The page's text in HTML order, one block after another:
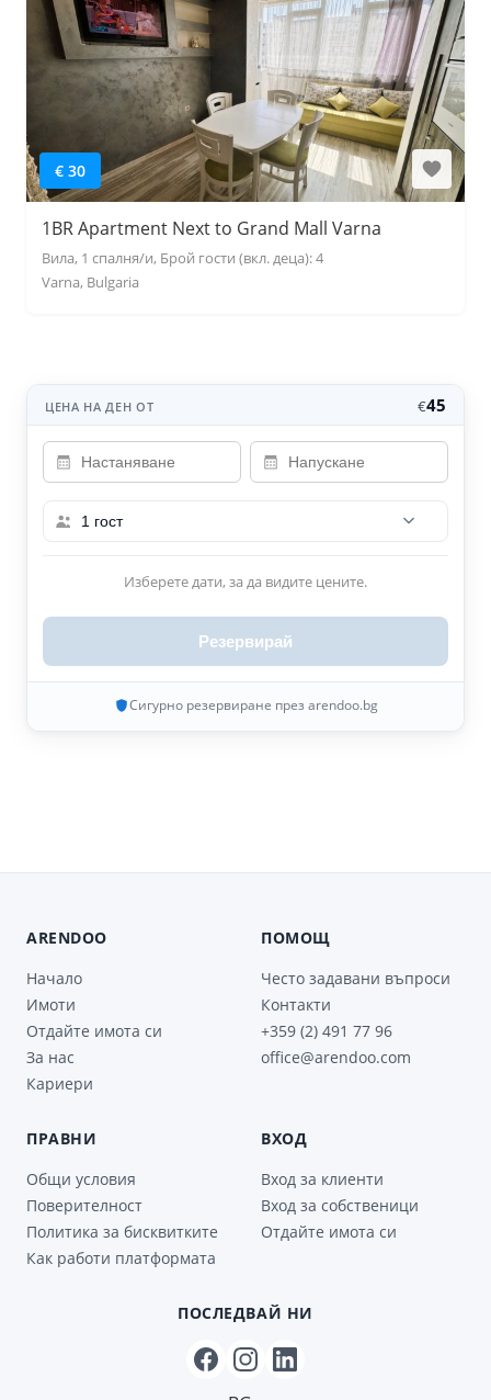
€ 30
1BR Apartment Next to Grand Mall Varna
Вила, 1 спалня/и, Брой гости (вкл. деца): 4
Varna, Bulgaria
ЦЕНА НА ДЕН ОТ €45
1 гост
Изберете дати, за да видите цените.
Резервирай
Сигурно резервиране през arendoo.bg
ARENDOO
Начало
Имоти
Отдайте имота си
За нас
Кариери
ПОМОЩ
Често задавани въпроси
Контакти
+359 (2) 491 77 96
office@arendoo.com
ПРАВНИ
Общи условия
Поверителност
Политика за бисквитките
Как работи платформата
ВХОД
Вход за клиенти
Вход за собственици
Отдайте имота си
ПОСЛЕДВАЙ НИ